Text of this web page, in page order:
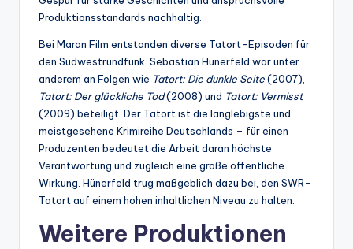
Produktionsstandards nachhaltig.
Bei Maran Film entstanden diverse Tatort-Episoden für
den Südwestrundfunk. Sebastian Hünerfeld war unter
anderem an Folgen wie Tatort: Die dunkle Seite(2007),
Tatort: Der glückliche Tod(2008) und Tatort: Vermisst
(2009) beteiligt. Der Tatort ist die langlebigste und
meistgesehene Krimireihe Deutschlands – für einen
Produzenten bedeutet die Arbeit daran höchste
Verantwortung und zugleich eine große öffentliche
Wirkung. Hünerfeld trug maßgeblich dazu bei, den SWR-
Tatort auf einem hohen inhaltlichen Niveau zu halten.
Weitere Produktionen